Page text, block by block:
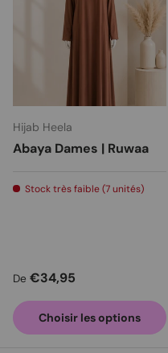
Hijab Heela
Abaya Dames | Ruwaa
Stock très faible (7 unités)
Prix habituel
De €34,95
Choisir les options